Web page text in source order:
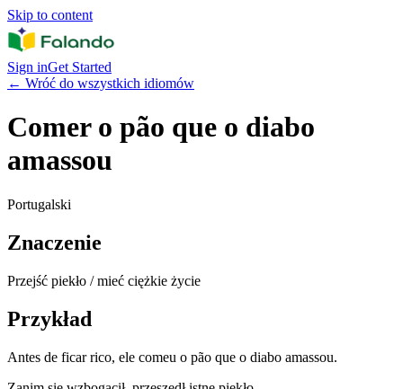
Skip to content
Sign inGet Started
← Wróć do wszystkich idiomów
Comer o pão que o diabo
amassou
Portugalski
Znaczenie
Przejść piekło / mieć ciężkie życie
Przykład
Antes de ficar rico, ele comeu o pão que o diabo amassou.